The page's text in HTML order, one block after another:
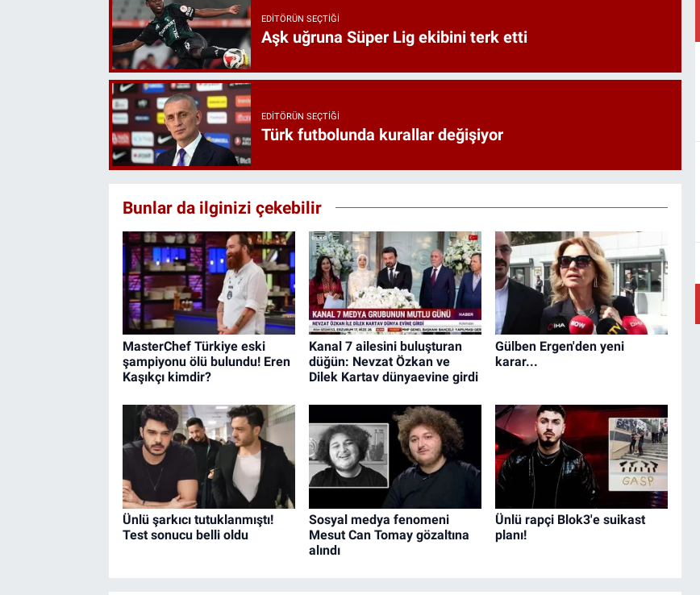
EDITÖRÜN SEÇTIĞI
Aşk uğruna Süper Lig ekibini terk etti
EDITÖRÜN SEÇTIĞI
Türk futbolunda kurallar değişiyor
Bunlar da ilginizi çekebilir
MasterChef Türkiye eski
şampiyonu ölü bulundu! Eren
Kaşıkçı kimdir?
Kanal 7 ailesini buluşturan
düğün: Nevzat Özkan ve
Dilek Kartav dünyaevine girdi
Gülben Ergen'den yeni
karar...
Ünlü şarkıcı tutuklanmıştı!
Test sonucu belli oldu
Sosyal medya fenomeni
Mesut Can Tomay gözaltına
alındı
Ünlü rapçi Blok3'e suikast
planı!